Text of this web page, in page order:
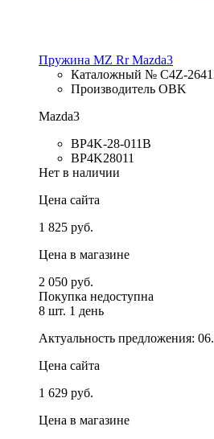
Пружина MZ Rr Mazda3
Каталожный № C4Z-
Производитель OBK
Mazda3
BP4K-28-011B
BP4K28011
Нет в наличии
Цена сайта
1 825 руб.
Цена в магазине
2 050 руб.
Покупка недоступна
8 шт. 1 день
Актуальность предложения:
Цена сайта
1 629 руб.
Цена в магазине